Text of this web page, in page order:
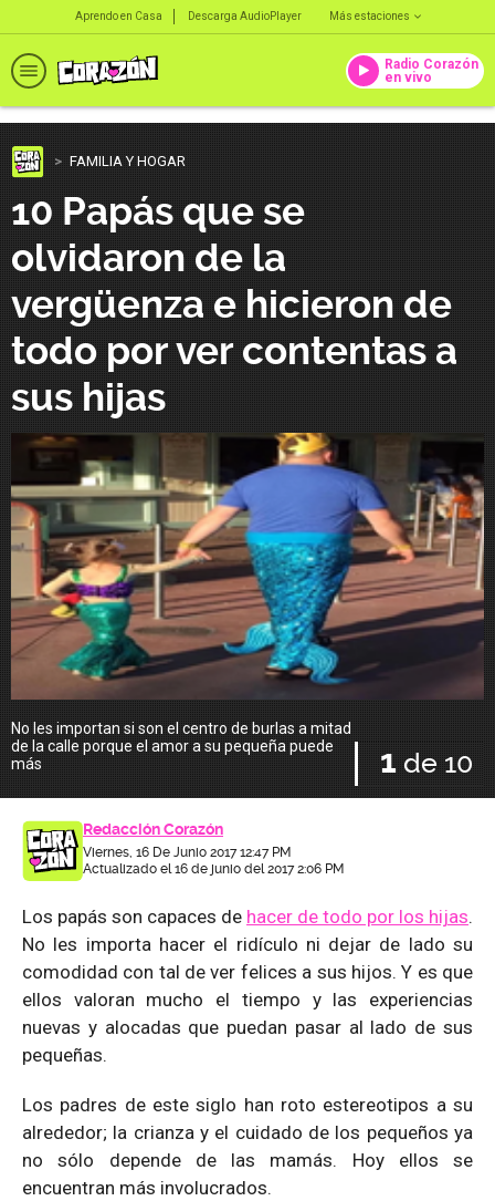
Aprendo en Casa Descarga AudioPlayer Más estaciones
Radio Corazón
en vivo
FAMILIA Y HOGAR
10 Papás que se
olvidaron de la
vergüenza e hicieron de
todo por ver contentas a
sus hijas
No les importan si son el centro de burlas a mitad
de la calle porque el amor a su pequeña puede
más
1 de 10
Redacción Corazón
Viernes, 16 De Junio 2017 12:47 PM
Actualizado el 16 de junio del 2017 2:06 PM
Los papás son capaces de hacer de todo por los hijas.
No les importa hacer el ridículo ni dejar de lado su
comodidad con tal de ver felices a sus hijos. Y es que
ellos valoran mucho el tiempo y las experiencias
nuevas y alocadas que puedan pasar al lado de sus
pequeñas.
Los padres de este siglo han roto estereotipos a su
alrededor; la crianza y el cuidado de los pequeños ya
no sólo depende de las mamás. Hoy ellos se
encuentran más involucrados.